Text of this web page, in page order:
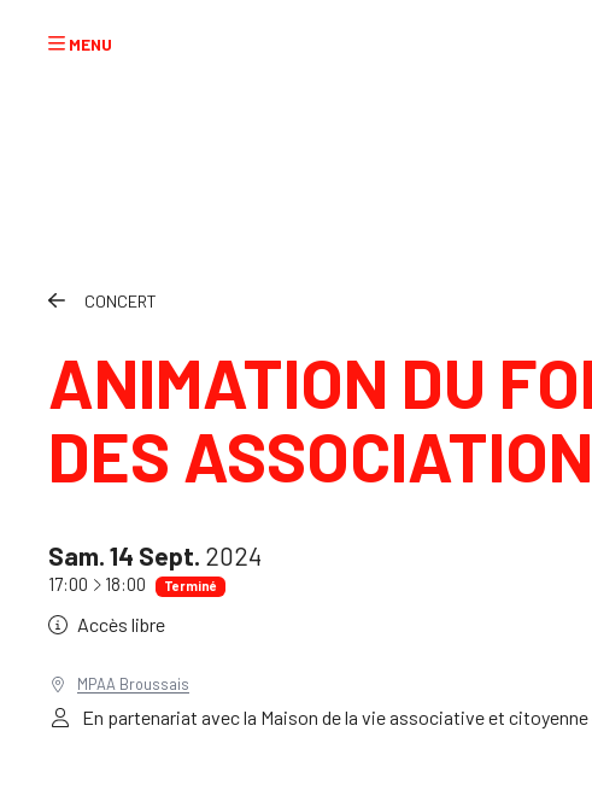
CONCERT
ANIMATION DU
DES
Sam. 14 Sept. 2024
17:00 à18:00 Terminé
Accès libre
MPAA Broussais
En partenariat avec la Maison de la vie associative et citoyenne